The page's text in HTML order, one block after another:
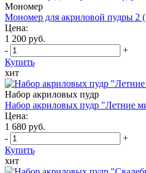
Мономер
Мономер для акриловой пудры 2
Цена:
1 200 руб.
-
+
Купить
хит
Набор акриловых пудр
Набор акриловых пудр "Летние
Цена:
1 680 руб.
-
+
Купить
хит